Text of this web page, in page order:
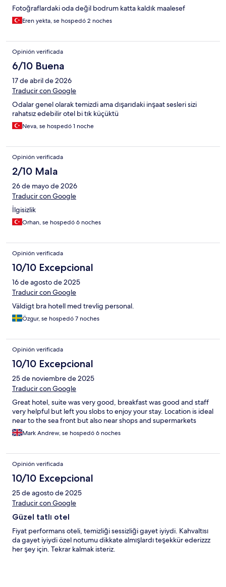
Fotoğraflardaki oda değil bodrum katta kaldık maalesef
Eren yekta, se hospedó 2 noches
Opinión verificada
6/10 Buena
17 de abril de 2026
Traducir con Google
Odalar genel olarak temizdi ama dışarıdaki inşaat sesleri sizi
rahatsız edebilir otel bi tık küçüktü
Neva, se hospedó 1 noche
Opinión verificada
2/10 Mala
26 de mayo de 2026
Traducir con Google
İlgisizlik
Orhan, se hospedó 6 noches
Opinión verificada
10/10 Excepcional
16 de agosto de 2025
Traducir con Google
Väldigt bra hotell med trevlig personal.
Özgur, se hospedó 7 noches
Opinión verificada
10/10 Excepcional
25 de noviembre de 2025
Traducir con Google
Great hotel, suite was very good, breakfast was good and staff
very helpful but left you slobs to enjoy your stay. Location is ideal
near to the sea front but also near shops and supermarkets
Mark Andrew, se hospedó 6 noches
Opinión verificada
10/10 Excepcional
25 de agosto de 2025
Traducir con Google
Güzel tatlı otel
Fiyat performans oteli, temizliği sessizliği gayet iyiydi. Kahvaltısı
da gayet iyiydi özel notumu dikkate almışlardı teşekkür ederizzz
her şey için. Tekrar kalmak isteriz.